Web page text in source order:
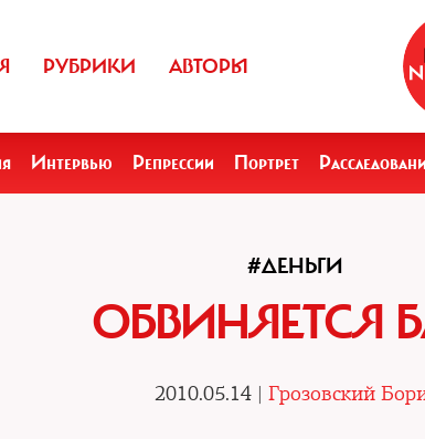
РУБРИКИ АВТОРЫ
Интервью Репрессии Портрет
#ДЕНЬГИ
ОБВИНЯЕТСЯ
2010.05.14 | Грозовский